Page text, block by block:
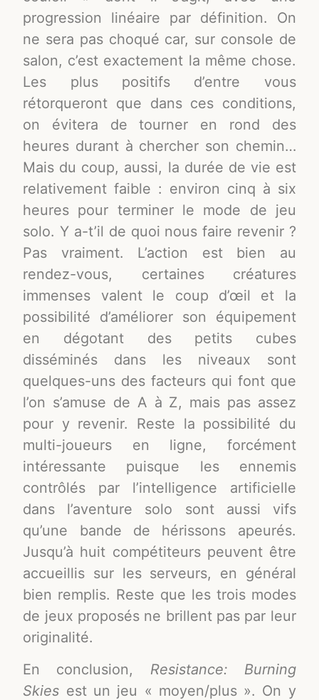
progression linéaire par définition. On
ne sera pas choqué car, sur console de
salon, c’est exactement la même chose.
Les plus positifs d’entre vous
rétorqueront que dans ces conditions,
on évitera de tourner en rond des
heures durant à chercher son chemin…
Mais du coup, aussi, la durée de vie est
relativement faible : environ cinq à six
heures pour terminer le mode de jeu
solo. Y a-t’il de quoi nous faire revenir ?
Pas vraiment. L’action est bien au
rendez-vous, certaines créatures
immenses valent le coup d’œil et la
possibilité d’améliorer son équipement
en dégotant des petits cubes
disséminés dans les niveaux sont
quelques-uns des facteurs qui font que
l’on s’amuse de A à Z, mais pas assez
pour y revenir. Reste la possibilité du
multi-joueurs en ligne, forcément
intéressante puisque les ennemis
contrôlés par l’intelligence artificielle
dans l’aventure solo sont aussi vifs
qu’une bande de hérissons apeurés.
Jusqu’à huit compétiteurs peuvent être
accueillis sur les serveurs, en général
bien remplis. Reste que les trois modes
de jeux proposés ne brillent pas par leur
originalité.
En conclusion, Resistance: Burning
Skies est un jeu « moyen/plus ». On y